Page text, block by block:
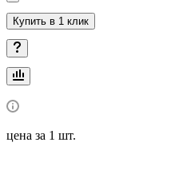
Купить в 1 клик
цена за 1 шт.